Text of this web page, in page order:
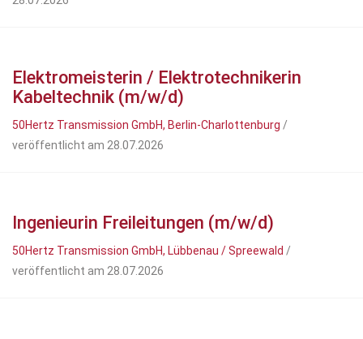
Elektromeisterin / Elektrotechnikerin
Kabeltechnik (m/w/d)
50Hertz Transmission GmbH, Berlin-Charlottenburg /
veröffentlicht am 28.07.2026
Ingenieurin Freileitungen (m/w/d)
50Hertz Transmission GmbH, Lübbenau / Spreewald /
veröffentlicht am 28.07.2026